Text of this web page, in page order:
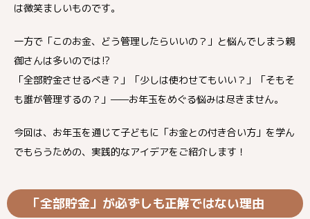
は微笑ましいものです。
一方で「このお金、どう管理したらいいの？」と悩んでしまう親
御さんは多いのでは⁉
「全部貯金させるべき？」「少しは使わせてもいい？」「そもそ
も誰が管理するの？」——お年玉をめぐる悩みは尽きません。
今回は、お年玉を通じて子どもに「お金との付き合い方」を学ん
でもらうための、実践的なアイデアをご紹介します！
「全部貯金」が必ずしも正解ではない理由